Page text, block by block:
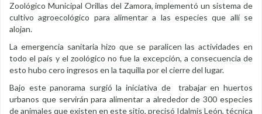
Zoológico Municipal Orillas del Zamora, implementó un sistema de
cultivo agroecológico para alimentar a las especies que allí se
alojan.
La emergencia sanitaria hizo que se paralicen las actividades en
todo el país y el zoológico no fue la excepción, a consecuencia de
esto hubo cero ingresos en la taquilla por el cierre del lugar.
Bajo este panorama surgió la iniciativa de trabajar en huertos
urbanos que servirán para alimentar a alrededor de 300 especies
de animales que existen en este sitio, precisó Idalmis León, técnica